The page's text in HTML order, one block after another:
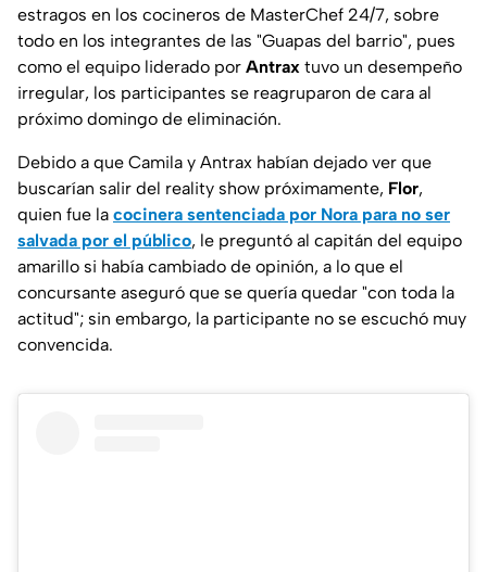
estragos en los cocineros de MasterChef 24/7, sobre
todo en los integrantes de las "Guapas del barrio", pues
como el equipo liderado por Antrax tuvo un desempeño
irregular, los participantes se reagruparon de cara al
próximo domingo de eliminación.
Debido a que Camila y Antrax habían dejado ver que
buscarían salir del reality show próximamente, Flor,
quien fue la cocinera sentenciada por Nora para no ser
salvada por el público, le preguntó al capitán del equipo
amarillo si había cambiado de opinión, a lo que el
concursante aseguró que se quería quedar "con toda la
actitud"; sin embargo, la participante no se escuchó muy
convencida.